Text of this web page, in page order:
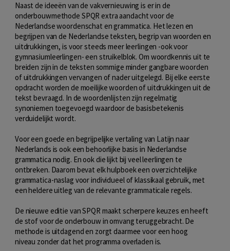
Naast de ideeën van de vakvernieuwing is er in de
onderbouwmethode SPQR extra aandacht voor de
Nederlandse woordenschat en grammatica. Het lezen en
begrijpen van de Nederlandse teksten, begrip van woorden en
uitdrukkingen, is voor steeds meer leerlingen -ook voor
gymnasiumleerlingen- een struikelblok. Om woordkennis uit te
breiden zijn in de teksten sommige minder gangbare woorden
of uitdrukkingen vervangen of nader uitgelegd. Bij elke eerste
opdracht worden de moeilijke woorden of uitdrukkingen uit de
tekst bevraagd. In de woordenlijsten zijn regelmatig
synoniemen toegevoegd waardoor de basisbetekenis
verduidelijkt wordt.
Voor een goede en begrijpelijke vertaling van Latijn naar
Nederlands is ook een behoorlijke basis in Nederlandse
grammatica nodig. En ook die lijkt bij veel leerlingen te
ontbreken. Daarom bevat elk hulpboek een overzichtelijke
grammatica-naslag voor individueel of klassikaal gebruik, met
een heldere uitleg van de relevante grammaticale regels.
De nieuwe editie van SPQR maakt scherpere keuzes en heeft
de stof voor de onderbouw in omvang teruggebracht. De
methode is uitdagend en zorgt daarmee voor een hoog
niveau zonder dat het programma overladen is.